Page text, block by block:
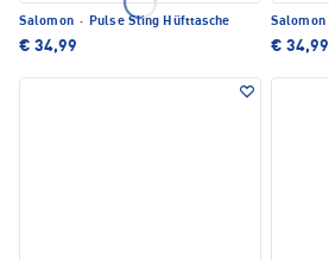
Salomon · Pulse Sling Hüfttasche
€ 34,99
Salomon
€ 34,99